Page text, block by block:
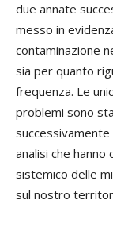
due annate
messo in
contaminazione
sia per quanto
frequenza. Le
problemi sono
analisi che
sistemico delle
sul nostro